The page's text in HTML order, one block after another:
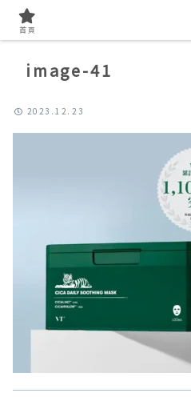
image-41
2023.12.23
首頁